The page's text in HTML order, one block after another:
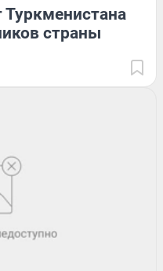
страны